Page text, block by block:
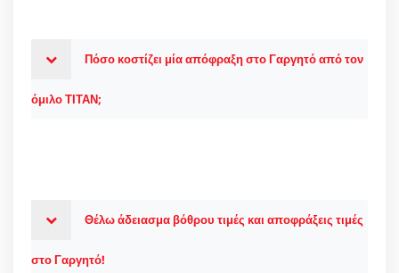
Πόσο κοστίζει μία απόφραξη στο Γαργητό από τον
όμιλο ΤΙΤΑΝ;
Θέλω άδειασμα βόθρου τιμές και αποφράξεις τιμές
στο Γαργητό!